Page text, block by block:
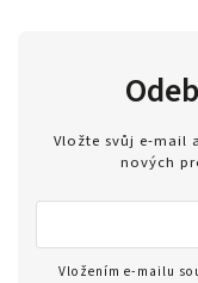
Vložte svůj e-mail
nových
Vložením e-mailu